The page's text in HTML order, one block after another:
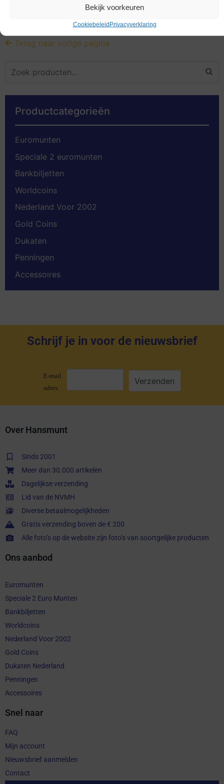
Bekijk voorkeuren
CookiebeleidPrivacyverklaring
Terug naar vorige pagina
Productcategorieën
Euromunten
Speciale 2 euromunten
Bankbiljetten
Worldcoins
Nederland Voor 2002
Gold Coins
Dukaten
Penningen
Accessoires
Schrijf je in voor de nieuwsbrief
E-mail
adres:
Over Hansmunt
Sinds 2001
Meer dan 30.000 artikelen
Dagelijkse verzending
Lid van de NVMH
Diverse betaalmogelijkheden
Gratis verzending boven de € 200
Alle foto’s op de website zijn foto’s van soortgelijke producten
Ons aanbod
Euromunten
Speciale 2 Euro Munten
Bankbiljetten
Worldcoins
Nederland Voor 2002
Gold Coins
Dukaten Nederland
Penningen
Accessoires
Snel naar
FAQ
Mijn account
Nieuwsbrief aanmelden
Contact